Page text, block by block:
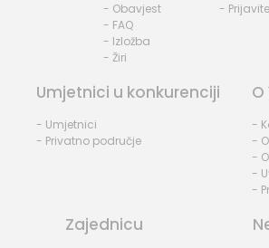
- Obavjest
- FAQ
- Izložba
- Žiri
-
Umjetnici u konkurenciji
- Umjetnici
- Privatno područje
O
-
-
-
-
-
Zajednicu